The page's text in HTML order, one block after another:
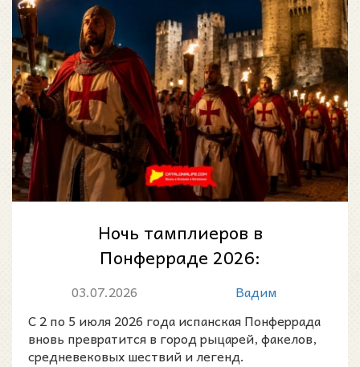
Ночь тамплиеров в
Понферраде 2026:
средневековая легенда
оживает у стен знаменитого
замка
03.07.2026
Вадим
С 2 по 5 июля 2026 года испанская Понферрада
вновь превратится в город рыцарей, факелов,
средневековых шествий и легенд.